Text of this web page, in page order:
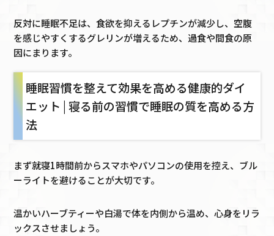
反対に睡眠不足は、食欲を抑えるレプチンが減少し、空腹
を感じやすくするグレリンが増えるため、過食や間食の原
因にまります。
睡眠習慣を整えて効果を高める健康的ダイ
エット | 寝る前の習慣で睡眠の質を高める方
法
まず就寝1時間前からスマホやパソコンの使用を控え、ブル
ーライトを避けることが大切です。
温かいハーブティーや白湯で体を内側から温め、心身をリラ
ックスさせましょう。